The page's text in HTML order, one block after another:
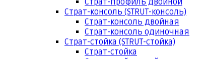
Страт-профиль двойной
Страт-консоль (STRUT-консоль)
Страт-консоль двойная
Страт-консоль одиночная
Страт-стойка (STRUT-стойка)
Страт-стойка